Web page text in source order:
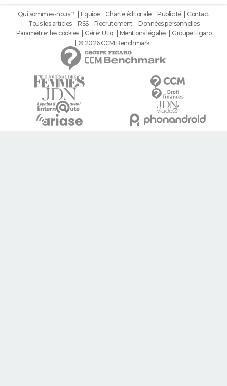
Qui sommes-nous ? Equipe Charte éditoriale Publicité
Contact
Tous les articles
RSS Recrutement
Données personnelles
Paramétrer les cookies
Gérer Utiq Mentions légales
Groupe Figaro
© 2026 CCM Benchmark